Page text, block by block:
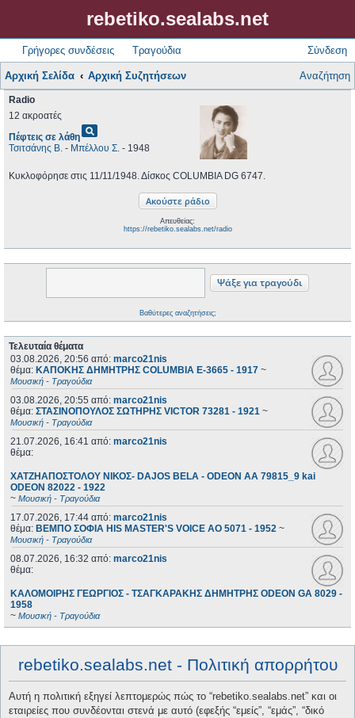
rebetiko.sealabs.net
Γρήγορες συνδέσεις Τραγούδια Σύνδεση
Αρχική Σελίδα Αρχική Συζητήσεων Αναζήτηση
Radio
12 ακροατές
Πέφτεις σε λάθηpageview
Τσιτσάνης Β. - Μπέλλου Σ. - 1948
Κυκλοφόρησε στις 11/11/1948. Δίσκος COLUMBIA DG 6747.
Απευθείας:
https://rebetiko.sealabs.net/radio
Βαθύτερες αναζητήσεις;
Τελευταία θέματα
03.08.2026, 20:56 από: marco21nis
θέμα: ΚΑΠΟΚΗΣ ΔΗΜΗΤΡΗΣ COLUMBIA E-3665 - 1917 ~
Μουσική - Τραγούδια
03.08.2026, 20:55 από: marco21nis
θέμα: ΣΤΑΣΙΝΟΠΟΥΛΟΣ ΣΩΤΗΡΗΣ VICTOR 73281 - 1921 ~
Μουσική - Τραγούδια
21.07.2026, 16:41 από: marco21nis
θέμα:
ΧΑΤΖΗΑΠΟΣΤΟΛΟΥ ΝΙΚΟΣ- DAJOS BELA - ODEON AA 79815_9 kai
ODEON 82022 - 1922
~ Μουσική - Τραγούδια
17.07.2026, 17:44 από: marco21nis
θέμα: ΒΕΜΠΟ ΣΟΦΙΑ HIS MASTER'S VOICE AO 5071 - 1952 ~
Μουσική - Τραγούδια
08.07.2026, 16:32 από: marco21nis
θέμα:
ΚΑΛΟΜΟΙΡΗΣ ΓΕΩΡΓΙΟΣ - ΤΣΑΓΚΑΡΑΚΗΣ ΔΗΜΗΤΡΗΣ ODEON GA 8029 -
1958
~ Μουσική - Τραγούδια
rebetiko.sealabs.net - Πολιτική απορρήτου
Αυτή η πολιτική εξηγεί λεπτομερώς πώς το “rebetiko.sealabs.net” και οι
εταιρείες που συνδέονται στενά με αυτό (εφεξής “εμείς”, “εμάς”, “δικό